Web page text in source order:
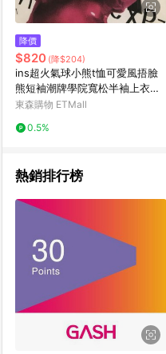
降價
$820 (降$204)
ins超火氣球小熊t恤可愛風捂臉
熊短袖潮牌學院寬松半袖上衣男
女
東森購物 ETMall
0.5%
熱銷排行榜